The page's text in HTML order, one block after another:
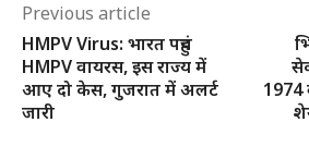
Previous article
HMPV Virus: भारत पहुंच
HMPV वायरस, इस राज्य में
आए दो केस, गुजरात में अलर्ट
जारी